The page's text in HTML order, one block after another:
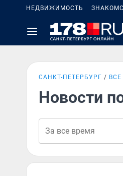
НЕДВИЖИМОСТЬ
САНКТ-ПЕТЕРБУРГ
Новости